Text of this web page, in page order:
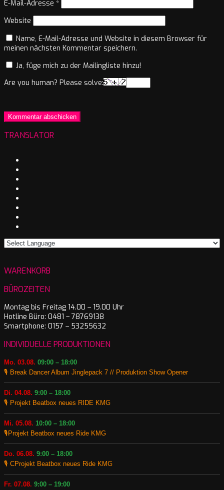
E-Mail-Adresse *
Website
Name, E-Mail-Adresse und Website in diesem Browser für
meinen nächsten Kommentar speichern.
Ja, füge mich zu der Mailingliste hinzu!
Are you human? Please solve:
TRANSLATOR
WARENKORB
BÜROZEITEN
Montag bis Freitag 14.00 – 19.00 Uhr
Hotline Büro: 0481 – 78769138
Smartphone: 0157 – 53255632
INDIVIDUELLE PRODUKTIONEN
Mo. 03.08. 09:00 – 18:00
🎙️ Break Dancer Album Jinglepack 7 // Produktion Show Opener
Di. 04.08. 9:00 – 18:00
🎙️ Projekt Beatbox neues RIDE KMG
Mi. 05.08. 10:00 – 18:00
🎙️Projekt Beatbox neues Ride KMG
Do. 06.08. 9:00 – 18:00
🎙️ CProjekt Beatbox neues Ride KMG
Fr. 07.08. 9:00 – 19:00